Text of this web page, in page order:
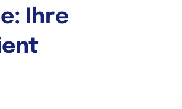
Ihre